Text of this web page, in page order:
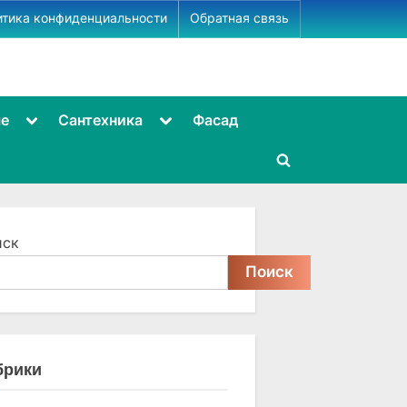
конфиденциальности Обратная связь
ToggleСантехника
ToggleФасад
Toggle
Поиск